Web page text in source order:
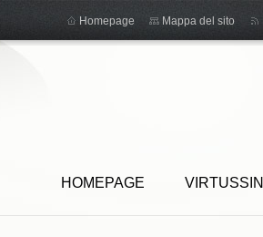
HOMEPAGE VIRTUSSINI
Homepage Mappa del sito